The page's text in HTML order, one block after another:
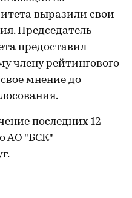
выразили свои
Председатель
предоставил
члену рейтингового
мнение до
последних 12
АО "БСК"